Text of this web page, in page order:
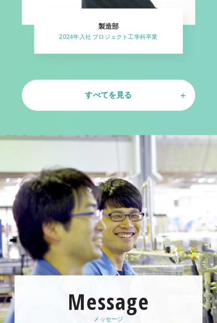
製造部
2024年入社 プロジェクト工学科卒業
すべてを見る
Message
メッセージ